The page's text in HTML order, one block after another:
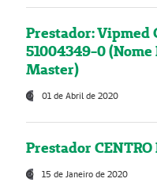
Prestador: Vipmed
51004349-0
Master)
01 de Abril de 2020
Prestador CENTRO
15 de Janeiro de 2020